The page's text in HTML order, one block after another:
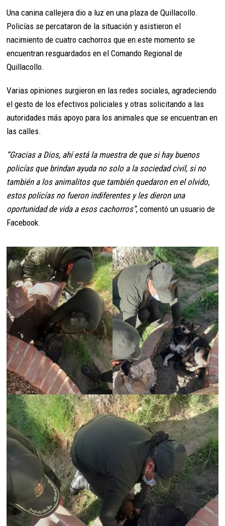
Una canina callejera dio a luz en una plaza de Quillacollo.
Policías se percataron de la situación y asistieron el
nacimiento de cuatro cachorros que en este momento se
encuentran resguardados en el Comando Regional de
Quillacollo.
Varias opiniones surgieron en las redes sociales, agradeciendo
el gesto de los efectivos policiales y otras solicitando a las
autoridades más apoyo para los animales que se encuentran en
las calles.
“Gracias a Dios, ahí está la muestra de que si hay buenos
policías que brindan ayuda no solo a la sociedad civil, si no
también a los animalitos que también quedaron en el olvido,
estos policías no fueron indiferentes y les dieron una
oportunidad de vida a esos cachorros”, comentó un usuario de
Facebook.